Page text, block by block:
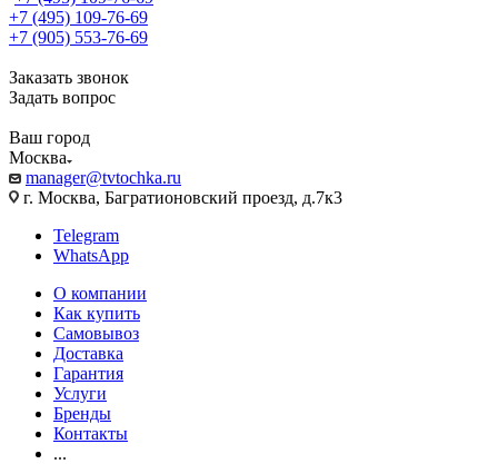
+7 (495) 109-76-69
+7 (905) 553-76-69
Заказать звонок
Задать вопрос
Ваш город
Москва
manager@tvtochka.ru
г. Москва, Багратионовский проезд, д.7к3
Telegram
WhatsApp
О компании
Как купить
Самовывоз
Доставка
Гарантия
Услуги
Бренды
Контакты
...